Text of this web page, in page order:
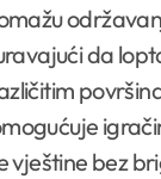
da
vještine bez